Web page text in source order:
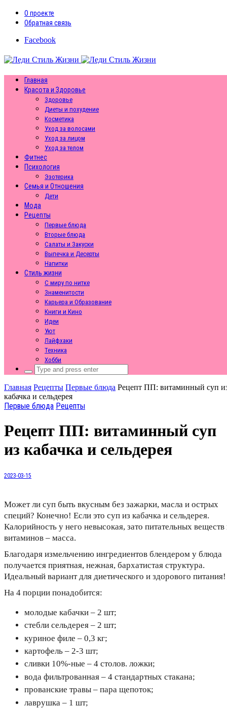
О проекте
Обратная связь
Facebook
Главная
Красота и Здоровье
Здоровье
Диеты и похудение
Косметика
Уход за волосами
Уход за лицом
Уход за телом
Фитнес
Психология
Эзотерика
Семья и Отношения
Дети
Мода
Рецепты
Первые блюда
Вторые блюда
Салаты и Закуски
Выпечка и Десерты
Напитки
Стиль жизни
С миру по нитке
Знаменитости
Карьера и Образование
Книги и Кино
Идеи
Уют
Лайфхаки
Техника
Хобби
Search
for:
Главная Рецепты Первые блюда Рецепт ПП: витаминный суп
кабачка и сельдерея
Первые блюда Рецепты
Рецепт ПП: витаминный суп
из кабачка и сельдерея
2023-03-15
Может ли суп быть вкусным без зажарки, масла и острых
специй? Конечно! Если это суп из кабачка и сельдерея.
Калорийность у него невысокая, зато питательных веществ
витаминов – масса.
Благодаря измельчению ингредиентов блендером у блюда
получается приятная, нежная, бархатистая структура.
Идеальный вариант для диетического и здорового питания!
На 4 порции понадобится:
молодые кабачки – 2 шт;
стебли сельдерея – 2 шт;
куриное филе – 0,3 кг;
картофель – 2-3 шт;
сливки 10%-ные – 4 столов. ложки;
вода фильтрованная – 4 стандартных стакана;
прованские травы – пара щепоток;
лаврушка – 1 шт;